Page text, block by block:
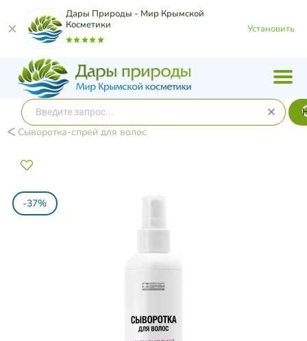
Дары Природы - Мир Крымской
Косметики
Установить
Сыворотка-спрей для волос
-37%